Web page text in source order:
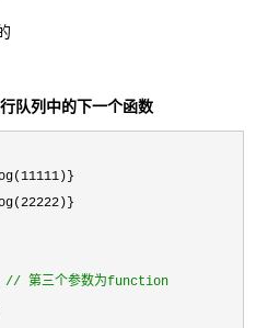
队列中的下一个函数
)}
// 第三个参数为function